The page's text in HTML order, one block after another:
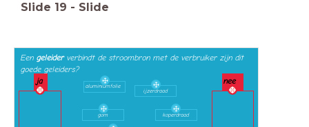
Slide 19 - Slide
Eengeleiderverbindt de stroombron met de verbruiker zijn dit
goede geleiders?
ja
nee
aluminiumfolie
ijzerdraad
gom koperdraad